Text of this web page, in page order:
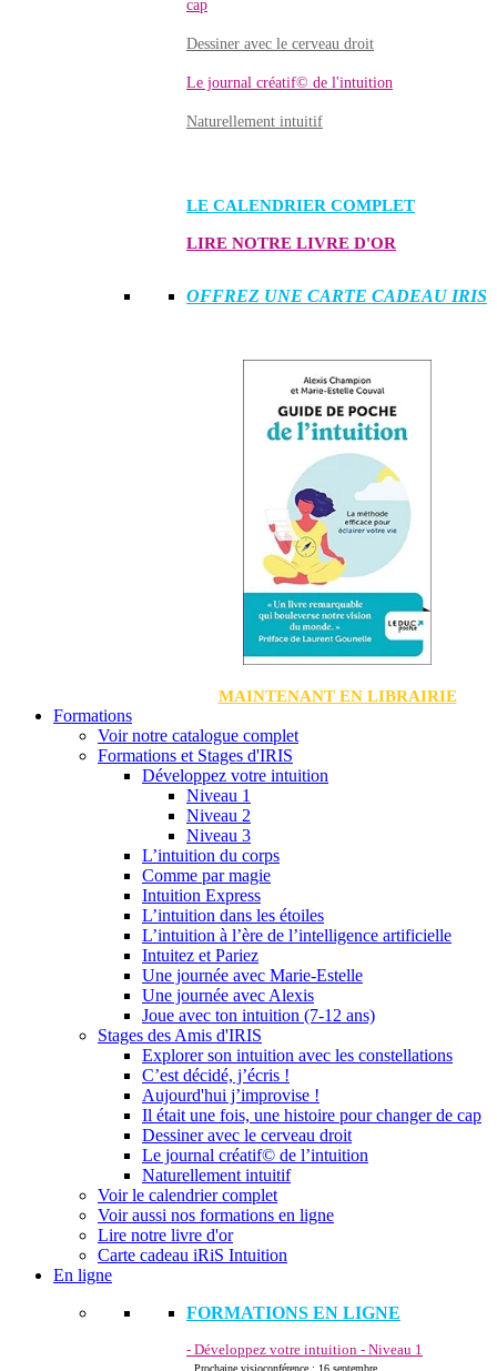
cap
Dessiner avec le cerveau droit
Le journal créatif© de l'intuition
Naturellement intuitif
LE CALENDRIER COMPLET
LIRE NOTRE LIVRE D'OR
OFFREZ UNE CARTE CADEAU IRIS
MAINTENANT EN LIBRAIRIE
Formations
Voir notre catalogue complet
Formations et Stages d'IRIS
Développez votre intuition
Niveau 1
Niveau 2
Niveau 3
L’intuition du corps
Comme par magie
Intuition Express
L’intuition dans les étoiles
L’intuition à l’ère de l’intelligence artificielle
Intuitez et Pariez
Une journée avec Marie-Estelle
Une journée avec Alexis
Joue avec ton intuition (7-12 ans)
Stages des Amis d'IRIS
Explorer son intuition avec les constellations
C’est décidé, j’écris !
Aujourd'hui j’improvise !
Il était une fois, une histoire pour changer de cap
Dessiner avec le cerveau droit
Le journal créatif© de l’intuition
Naturellement intuitif
Voir le calendrier complet
Voir aussi nos formations en ligne
Lire notre livre d'or
Carte cadeau iRiS Intuition
En ligne
FORMATIONS EN LIGNE
- Développez votre intuition - Niveau 1
Prochaine visioconférence : 16 septembre